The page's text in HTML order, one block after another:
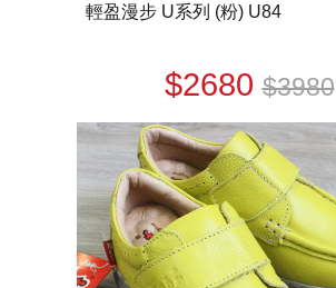
輕盈漫步 U系列 (粉) U84
$2680$3980